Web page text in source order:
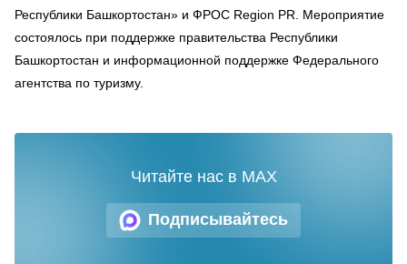
Республики Башкортостан» и ФРОС Region PR. Мероприятие
состоялось при поддержке правительства Республики
Башкортостан и информационной поддержке Федерального
агентства по туризму.
Подписывайтесь
Читайте нас в MAX